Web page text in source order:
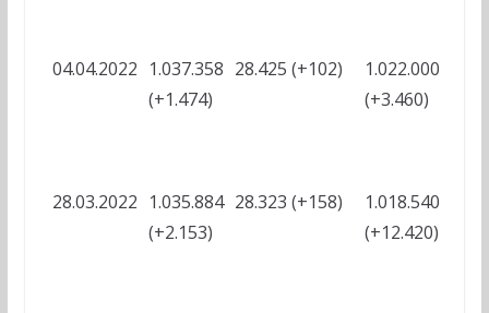
04.04.2022 1.037.358
(+1.474)
28.425 (+102)
1.022.000
(+3.460)
28.03.2022 1.035.884
(+2.153)
28.323 (+158)
1.018.540
(+12.420)